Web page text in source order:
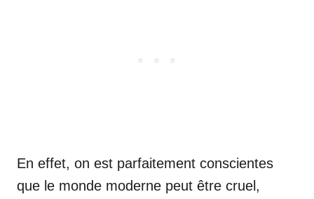
En effet, on est parfaitement conscientes
que le monde moderne peut être cruel,